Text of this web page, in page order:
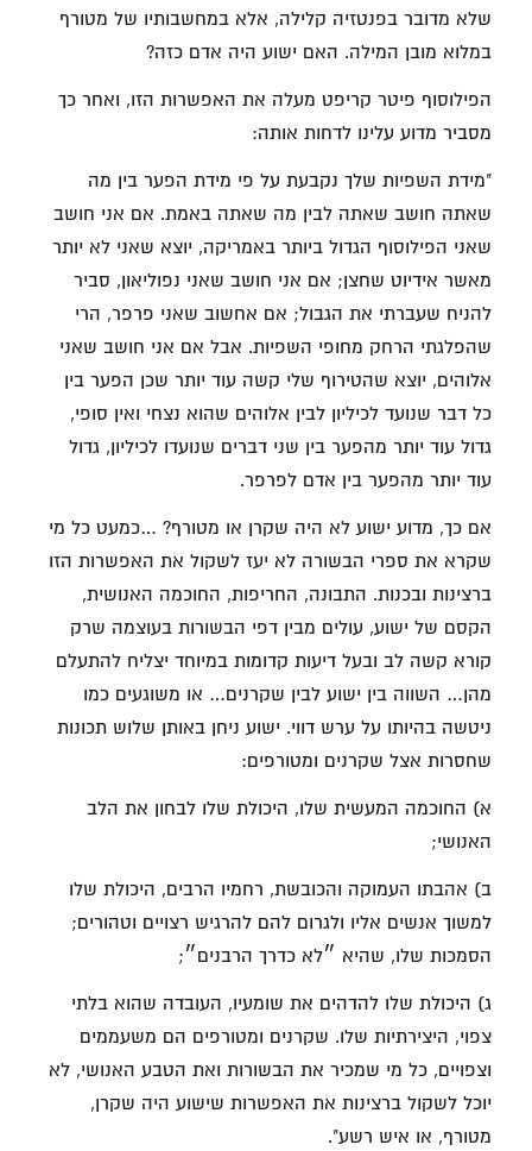
שלא מדובר בפנטזיה קלילה, אלא במחשבותיו של מטורף
במלוא מובן המילה. האם ישוע היה אדם כזה?
הפילוסוף פיטר קריפט מעלה את האפשרות הזו, ואחר כך
מסביר מדוע עלינו לדחות אותה:
"מידת השפיות שלך נקבעת על פי מידת הפער בין מה
שאתה חושב שאתה לבין מה שאתה באמת. אם אני חושב
שאני הפילוסוף הגדול ביותר באמריקה, יוצא שאני לא יותר
מאשר אידיוט שחצן; אם אני חושב שאני נפוליאון, סביר
להניח שעברתי את הגבול; אם אחשוב שאני פרפר, הרי
שהפלגתי הרחק מחופי השפיות. אבל אם אני חושב שאני
אלוהים, יוצא שהטירוף שלי קשה עוד יותר שכן הפער בין
כל דבר שנועד לכיליון לבין אלוהים שהוא נצחי ואין סופי,
גדול עוד יותר מהפער בין שני דברים שנועדו לכיליון, גדול
עוד יותר מהפער בין אדם לפרפר.
אם כך, מדוע ישוע לא היה שקרן או מטורף? …כמעט כל מי
שקרא את ספרי הבשורה לא יעז לשקול את האפשרות הזו
ברצינות ובכנות. התבונה, החריפות, החוכמה האנושית,
הקסם של ישוע, עולים מבין דפי הבשורות בעוצמה שרק
קורא קשה לב ובעל דיעות קדומות במיוחד יצליח להתעלם
מהן… השווה בין ישוע לבין שקרנים… או משוגעים כמו
ניטשה בהיותו על ערש דווי. ישוע ניחן באותן שלוש תכונות
שחסרות אצל שקרנים ומטורפים:
א) החוכמה המעשית שלו, היכולת שלו לבחון את הלב
האנושי;
ב) אהבתו העמוקה והכובשת, רחמיו הרבים, היכולת שלו
למשוך אנשים אליו ולגרום להם להרגיש רצויים וטהורים;
הסמכות שלו, שהיא ״לא כדרך הרבנים״;
ג) היכולת שלו להדהים את שומעיו, העובדה שהוא בלתי
צפוי, היצירתיות שלו. שקרנים ומטורפים הם משעממים
וצפויים, כל מי שמכיר את הבשורות ואת הטבע האנושי, לא
יוכל לשקול ברצינות את האפשרות שישוע היה שקרן,
מטורף, או איש רשע".